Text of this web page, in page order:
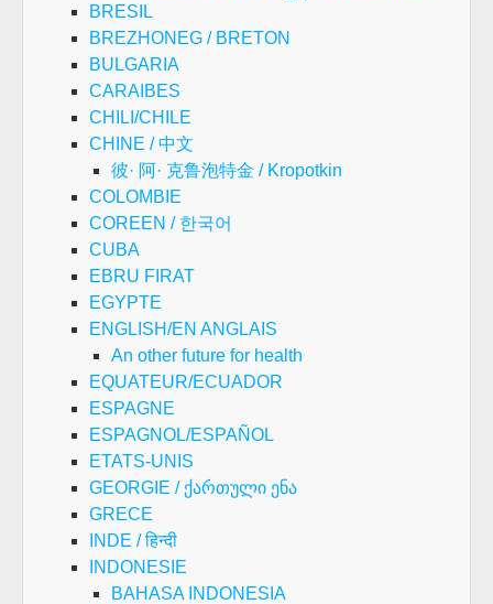
BRESIL
BREZHONEG / BRETON
BULGARIA
CARAIBES
CHILI/CHILE
CHINE / 中文
彼· 阿· 克鲁泡特金 / Kropotkin
COLOMBIE
COREEN / 한국어
CUBA
EBRU FIRAT
EGYPTE
ENGLISH/EN ANGLAIS
An other future for health
EQUATEUR/ECUADOR
ESPAGNE
ESPAGNOL/ESPAÑOL
ETATS-UNIS
GEORGIE / ქართული ენა
GRECE
INDE / हिन्दी
INDONESIE
BAHASA INDONESIA